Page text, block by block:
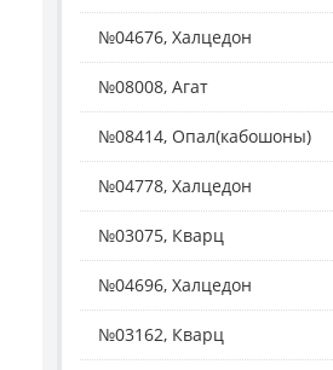
№04676, Халцедон
№08008, Агат
№08414, Опал(кабошоны)
№04778, Халцедон
№03075, Кварц
№04696, Халцедон
№03162, Кварц